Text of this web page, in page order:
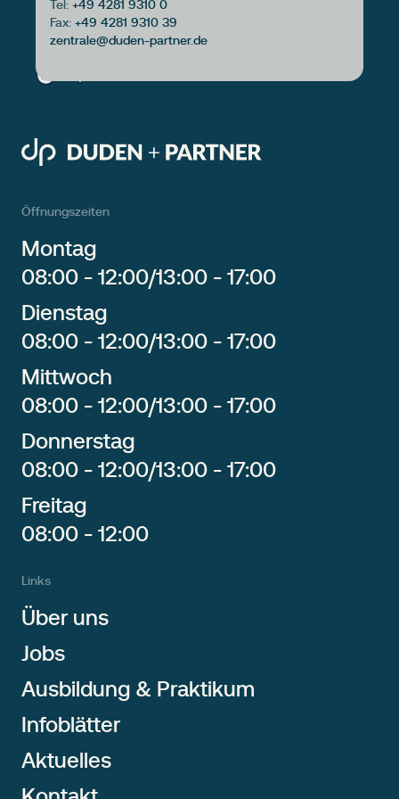
Öffnungszeiten
Montag
08:00 - 12:00/13:00 - 17:00
Dienstag
08:00 - 12:00/13:00 - 17:00
Mittwoch
08:00 - 12:00/13:00 - 17:00
Donnerstag
08:00 - 12:00/13:00 - 17:00
Freitag
08:00 - 12:00
Links
Über uns
Jobs
Ausbildung & Praktikum
Infoblätter
Aktuelles
Tel: +49 4281 9310 0
Fax: +49 4281 9310 39